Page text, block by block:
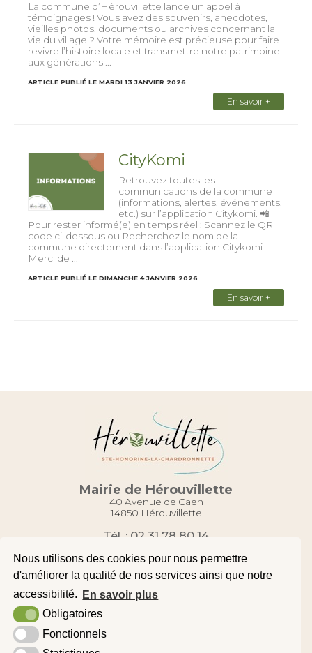
Nous utilisons des cookies pour nous permettre
d'améliorer la qualité de nos services ainsi que notre
accessibilité.
En savoir plus
Obligatoires
Fonctionnels
La commune d’Hérouvillette lance un appel à
témoignages ! Vous avez des souvenirs, anecdotes,
vieilles photos, documents ou archives concernant la
vie du village ? Votre mémoire est précieuse pour faire
revivre l’histoire locale et transmettre notre patrimoine
aux générations ...
ARTICLE PUBLIÉ LE MARDI 13 JANVIER 2026
En savoir +
CityKomi
Retrouvez toutes les
communications de la commune
(informations, alertes, événements,
etc.) sur l’application Citykomi. 📲
Pour rester informé(e) en temps réel : Scannez le QR
code ci-dessous ou Recherchez le nom de la
commune directement dans l’application Citykomi
Merci de ...
ARTICLE PUBLIÉ LE DIMANCHE 4 JANVIER 2026
En savoir +
Mairie de Hérouvillette
40 Avenue de Caen
14850 Hérouvillette
Tél. : 02 31 78 80 14
Contact